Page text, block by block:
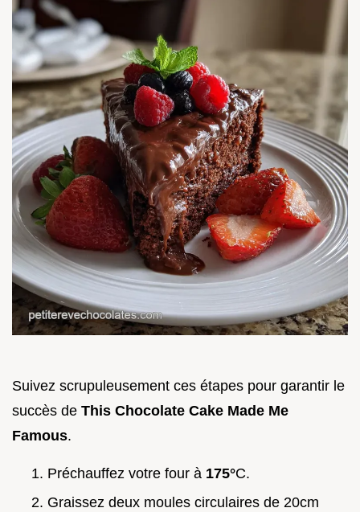
Suivez scrupuleusement ces étapes pour garantir le
succès de This Chocolate Cake Made Me
Famous.
Préchauffez votre four à 175°C.
Graissez deux moules circulaires de 20cm